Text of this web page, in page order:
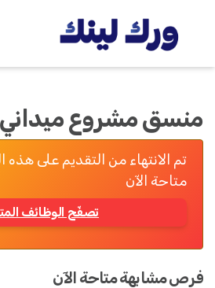
منسق مشروع ميداني
تم الانتهاء من التقديم على
متاحة الآن
تصفّح الوظائف
فرص مشابهة متاحة الآن